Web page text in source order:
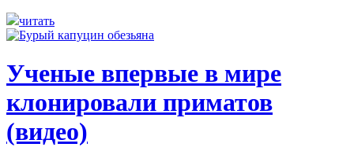
читать
Ученые впервые в мире
клонировали приматов
(видео)